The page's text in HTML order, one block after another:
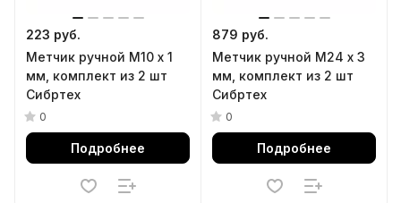
223 руб.
Метчик ручной М10 х 1
мм, комплект из 2 шт
Сибртех
0
Подробнее
879 руб.
Метчик ручной М24 х 3
мм, комплект из 2 шт
Сибртех
0
Подробнее